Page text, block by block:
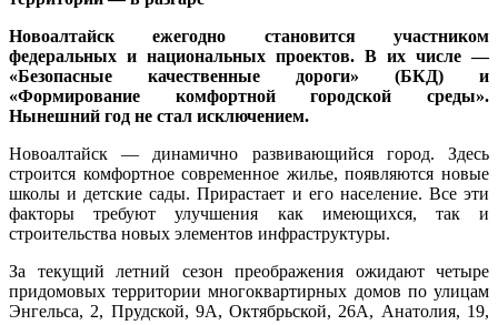
Новоалтайск ежегодно становится участником
федеральных и национальных проектов. В их числе —
«Безопасные качественные дороги» (БКД) и
«Формирование комфортной городской среды».
Нынешний год не стал исключением.
Новоалтайск — динамично развивающийся город. Здесь
строится комфортное современное жилье, появляются новые
школы и детские сады. Прирастает и его население. Все эти
факторы требуют улучшения как имеющихся, так и
строительства новых элементов инфраструктуры.
За текущий летний сезон преображения ожидают четыре
придомовых территории многоквартирных домов по улицам
Энгельса, 2, Прудской, 9А, Октябрьской, 26А, Анатолия, 19,